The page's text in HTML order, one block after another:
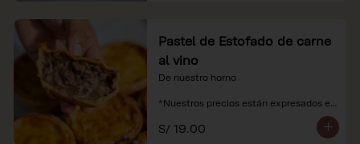
Pastel de Estofado de carne
al vino
De nuestro horno
*Nuestros precios están expresados en
recargo al consumo.
S/ 19.00